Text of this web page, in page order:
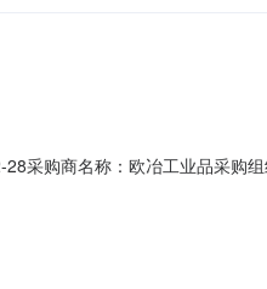
采购商名称：欧冶工业品采购